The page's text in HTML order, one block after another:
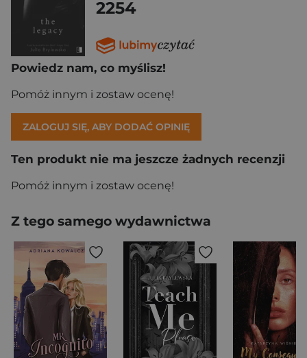
2254
Powiedz nam, co myślisz!
Pomóż innym i zostaw ocenę!
ZALOGUJ SIĘ, ABY DODAĆ OPINIĘ
Ten produkt nie ma jeszcze żadnych recenzji
Pomóż innym i zostaw ocenę!
Z tego samego wydawnictwa